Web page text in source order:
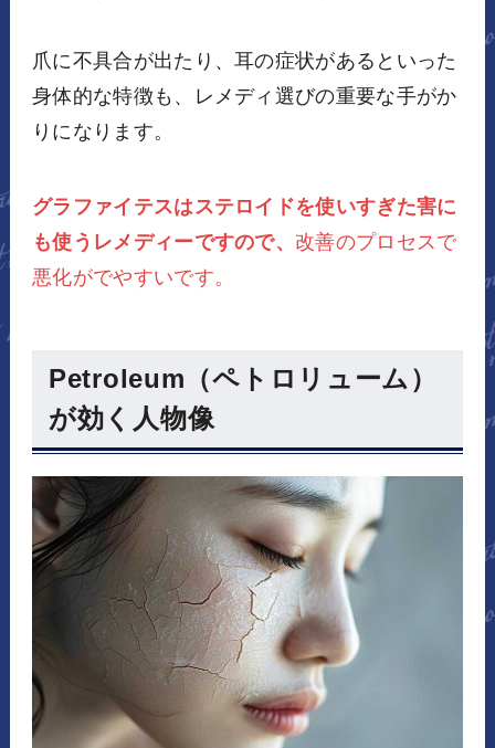
爪に不具合が出たり、耳の症状があるといった
身体的な特徴も、レメディ選びの重要な手がか
りになります。
グラファイテスはステロイドを使いすぎた害に
も使うレメディーですので、改善のプロセスで
悪化がでやすいです。
Petroleum（ペトロリューム）
が効く人物像